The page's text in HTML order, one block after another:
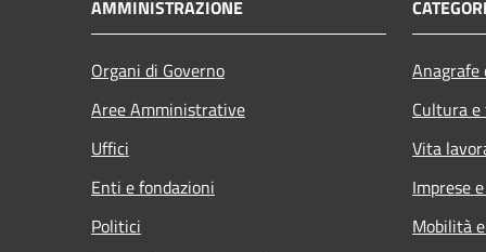
AMMINISTRAZIONE
Organi di Governo
Aree Amministrative
Uffici
Enti e fondazioni
Politici
Cultura
Vita
Imprese
Mobilità